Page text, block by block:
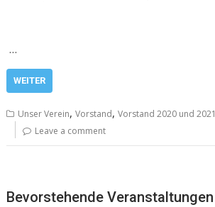
…
WEITER
Unser Verein,Vorstand,Vorstand 2020 und 2021
Leave a comment
Bevorstehende Veranstaltungen